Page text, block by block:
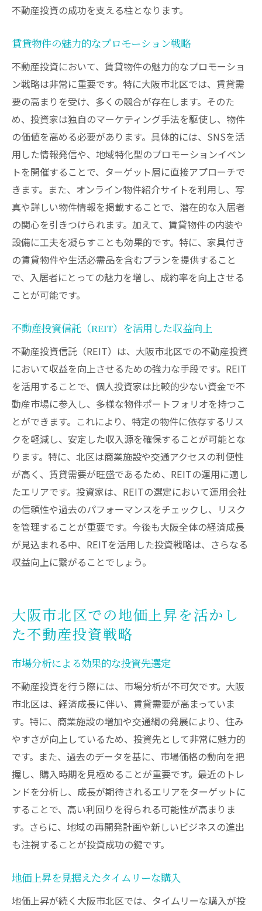
不動産投資の成功を支える柱となります。
賃貸物件の魅力的なプロモーション戦略
不動産投資において、賃貸物件の魅力的なプロモーショ
ン戦略は非常に重要です。特に大阪市北区では、賃貸需
要の高まりを受け、多くの競合が存在します。そのた
め、投資家は独自のマーケティング手法を駆使し、物件
の価値を高める必要があります。具体的には、SNSを活
用した情報発信や、地域特化型のプロモーションイベン
トを開催することで、ターゲット層に直接アプローチで
きます。また、オンライン物件紹介サイトを利用し、写
真や詳しい物件情報を掲載することで、潜在的な入居者
の関心を引きつけられます。加えて、賃貸物件の内装や
設備に工夫を凝らすことも効果的です。特に、家具付き
の賃貸物件や生活必需品を含むプランを提供すること
で、入居者にとっての魅力を増し、成約率を向上させる
ことが可能です。
不動産投資信託（REIT）を活用した収益向上
不動産投資信託（REIT）は、大阪市北区での不動産投資
において収益を向上させるための強力な手段です。REIT
を活用することで、個人投資家は比較的少ない資金で不
動産市場に参入し、多様な物件ポートフォリオを持つこ
とができます。これにより、特定の物件に依存するリス
クを軽減し、安定した収入源を確保することが可能とな
ります。特に、北区は商業施設や交通アクセスの利便性
が高く、賃貸需要が旺盛であるため、REITの運用に適し
たエリアです。投資家は、REITの選定において運用会社
の信頼性や過去のパフォーマンスをチェックし、リスク
を管理することが重要です。今後も大阪全体の経済成長
が見込まれる中、REITを活用した投資戦略は、さらなる
収益向上に繋がることでしょう。
大阪市北区での地価上昇を活かし
た不動産投資戦略
市場分析による効果的な投資先選定
不動産投資を行う際には、市場分析が不可欠です。大阪
市北区は、経済成長に伴い、賃貸需要が高まっていま
す。特に、商業施設の増加や交通網の発展により、住み
やすさが向上しているため、投資先として非常に魅力的
です。また、過去のデータを基に、市場価格の動向を把
握し、購入時期を見極めることが重要です。最近のトレ
ンドを分析し、成長が期待されるエリアをターゲットに
することで、高い利回りを得られる可能性が高まりま
す。さらに、地域の再開発計画や新しいビジネスの進出
も注視することが投資成功の鍵です。
地価上昇を見据えたタイムリーな購入
地価上昇が続く大阪市北区では、タイムリーな購入が投